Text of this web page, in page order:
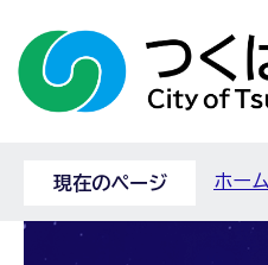
現在のページ ホーム